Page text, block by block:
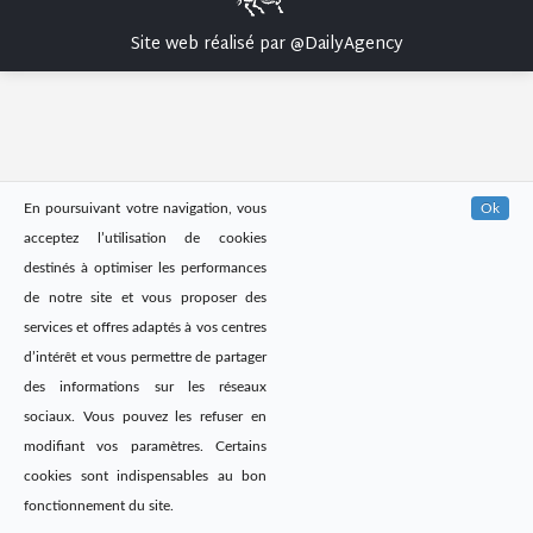
Site web réalisé par@DailyAgency
En poursuivant votre navigation, vous
acceptez l’utilisation de cookies
destinés à optimiser les performances
de notre site et vous proposer des
services et offres adaptés à vos centres
d’intérêt et vous permettre de partager
des informations sur les réseaux
sociaux. Vous pouvez les refuser en
modifiant vos paramètres. Certains
cookies sont indispensables au bon
fonctionnement du site.
Ok